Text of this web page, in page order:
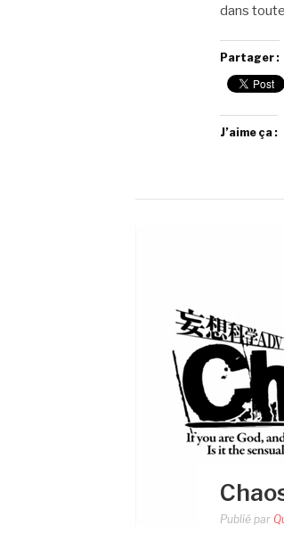
dans
Partager :
J’aime ça :
Publié par